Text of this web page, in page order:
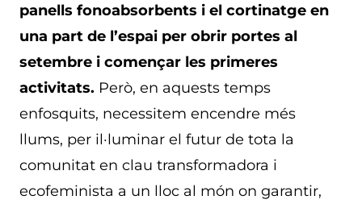
panells fonoabsorbents i el cortinatge en
una part de l’espai per obrir portes al
setembre i començar les primeres
activitats. Però, en aquests temps
enfosquits, necessitem encendre més
llums, per il·luminar el futur de tota la
comunitat en clau transformadora i
ecofeminista a un lloc al món on garantir,